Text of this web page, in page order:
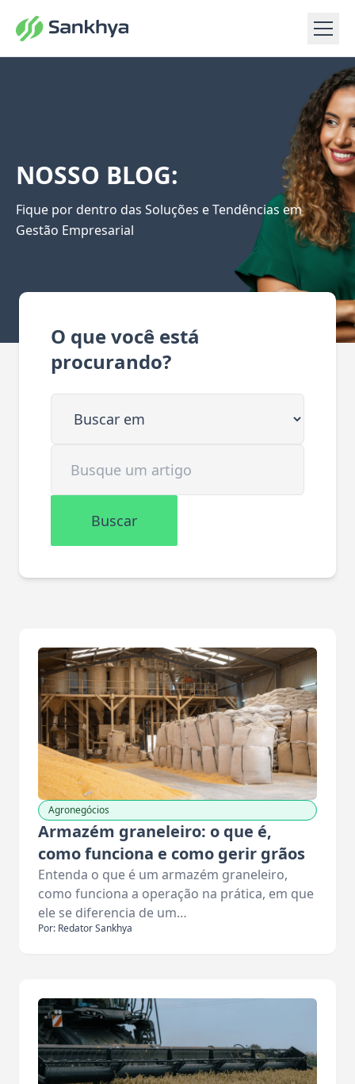
NOSSO BLOG:
Fique por dentro das Soluções e Tendências em
Gestão Empresarial
O que você está
procurando?
Buscar
Agronegócios
Armazém graneleiro: o que é,
como funciona e como gerir grãos
Entenda o que é um armazém graneleiro,
como funciona a operação na prática, em que
ele se diferencia de um…
Por: Redator Sankhya